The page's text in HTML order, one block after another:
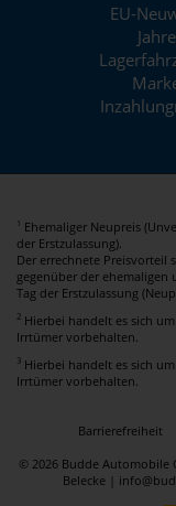
EU-
1
Ehemaliger Neupreis
der Erstzulassung).
Der errechnete Preisvorteil
gegenüber der ehemaligen
Tag der Erstzulassung
2 Hierbei handelt es sich
Irrtümer vorbehalten.
3 Hierbei handelt es sich
Irrtümer vorbehalten.
Barrierefreiheit
© 2026 Budde Automobile
Belecke |